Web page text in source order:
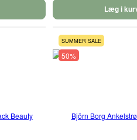
Læg i
SUMMER SALE
50%